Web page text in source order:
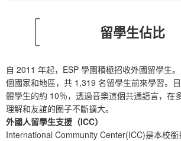
留學生佔比
自 2011 年起，ESP 學園積極招收外國留學生
個國家和地區，共 1,319 名留學生前來學習。
體學生的約 10％，透過音樂這個共通語言，在
理解和友誼的圈子不斷擴大。
外國人留學生支援（ICC）
International Community Center(ICC)是本校